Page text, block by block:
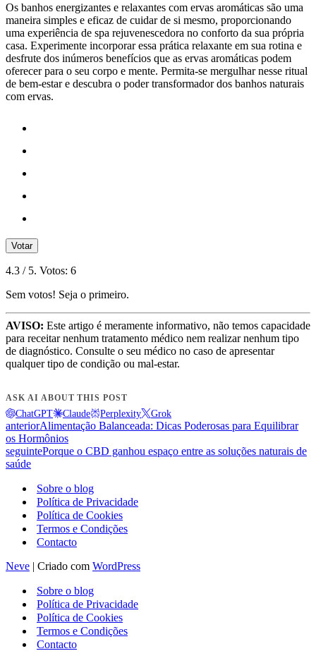
Os banhos energizantes e relaxantes com ervas aromáticas são uma
maneira simples e eficaz de cuidar de si mesmo, proporcionando
uma experiência de spa rejuvenescedora no conforto da sua própria
casa. Experimente incorporar essa prática relaxante em sua rotina e
desfrute dos inúmeros benefícios que as ervas aromáticas podem
oferecer para o seu corpo e mente. Permita-se mergulhar nesse ritual
de bem-estar e descubra o poder transformador dos banhos naturais
com ervas.
Votar
4.3 / 5. Votos: 6
Sem votos! Seja o primeiro.
AVISO: Este artigo é meramente informativo, não temos capacidade
para receitar nenhum tratamento médico nem realizar nenhum tipo
de diagnóstico. Consulte o seu médico no caso de apresentar
qualquer tipo de condição ou mal-estar.
ASK AI ABOUT THIS POST
ChatGPT Claude Perplexity Grok
anteriorAlimentação Balanceada: Dicas Poderosas para Equilibrar
os Hormônios
seguintePorque o CBD ganhou espaço entre as soluções naturais de
saúde
Sobre o blog
Política de Privacidade
Política de Cookies
Termos e Condições
Contacto
Neve | Criado com WordPress
Sobre o blog
Política de Privacidade
Política de Cookies
Termos e Condições
Contacto